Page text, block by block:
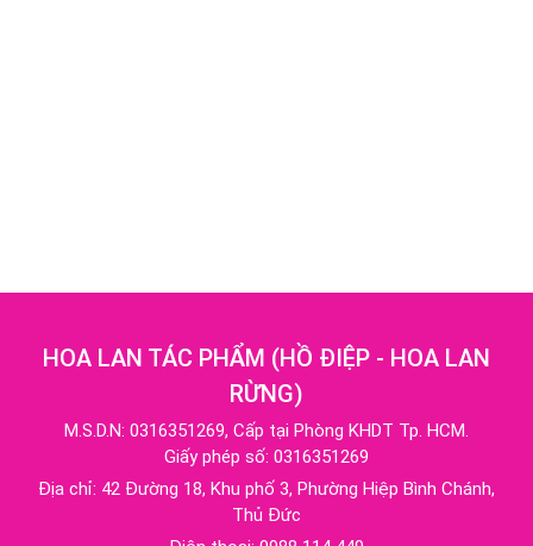
HOA LAN TÁC PHẨM (HỒ ĐIỆP - HOA LAN
RỪNG)
M.S.D.N: 0316351269, Cấp tại Phòng KHDT Tp. HCM.
Giấy phép số: 0316351269
Địa chỉ: 42 Đường 18, Khu phố 3, Phường Hiệp Bình Chánh,
Thủ Đức